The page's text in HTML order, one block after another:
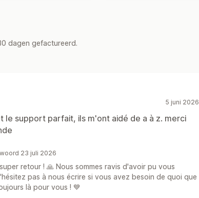
dagen gefactureerd.
5 juni 2026
le support parfait, ils m'ont aidé de a à z. merci
23 juli 2026
retour ! 🙏 Nous sommes ravis d'avoir pu vous
pas à nous écrire si vous avez besoin de quoi que
là pour vous ! 💙